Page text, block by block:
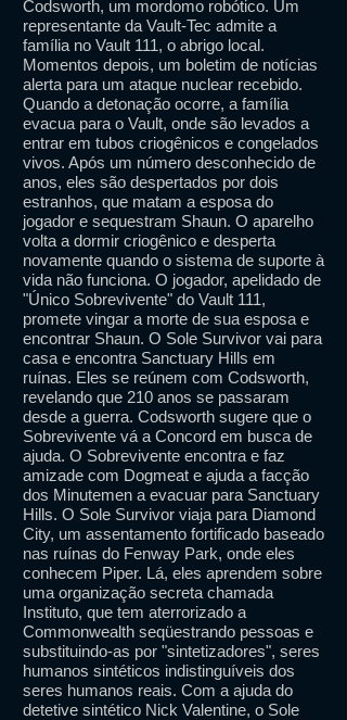
Codsworth, um mordomo robótico. Um
representante da Vault-Tec admite a
família no Vault 111, o abrigo local.
Momentos depois, um boletim de notícias
alerta para um ataque nuclear recebido.
Quando a detonação ocorre, a família
evacua para o Vault, onde são levados a
entrar em tubos criogênicos e congelados
vivos. Após um número desconhecido de
anos, eles são despertados por dois
estranhos, que matam a esposa do
jogador e sequestram Shaun. O aparelho
volta a dormir criogênico e desperta
novamente quando o sistema de suporte à
vida não funciona. O jogador, apelidado de
"Único Sobrevivente" do Vault 111,
promete vingar a morte de sua esposa e
encontrar Shaun. O Sole Survivor vai para
casa e encontra Sanctuary Hills em
ruínas. Eles se reúnem com Codsworth,
revelando que 210 anos se passaram
desde a guerra. Codsworth sugere que o
Sobrevivente vá a Concord em busca de
ajuda. O Sobrevivente encontra e faz
amizade com Dogmeat e ajuda a facção
dos Minutemen a evacuar para Sanctuary
Hills. O Sole Survivor viaja para Diamond
City, um assentamento fortificado baseado
nas ruínas do Fenway Park, onde eles
conhecem Piper. Lá, eles aprendem sobre
uma organização secreta chamada
Instituto, que tem aterrorizado a
Commonwealth seqüestrando pessoas e
substituindo-as por "sintetizadores", seres
humanos sintéticos indistinguíveis dos
seres humanos reais. Com a ajuda do
detetive sintético Nick Valentine, o Sole